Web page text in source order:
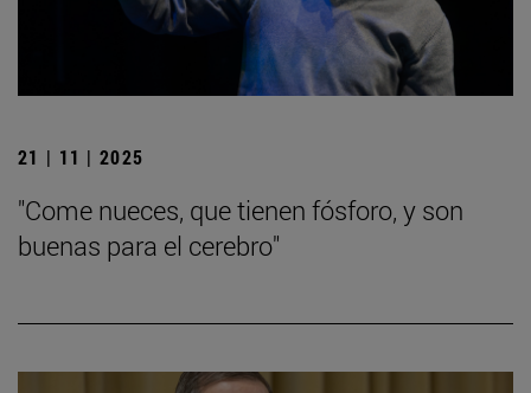
21 | 11 | 2025
"Come nueces, que tienen fósforo, y son
buenas para el cerebro"